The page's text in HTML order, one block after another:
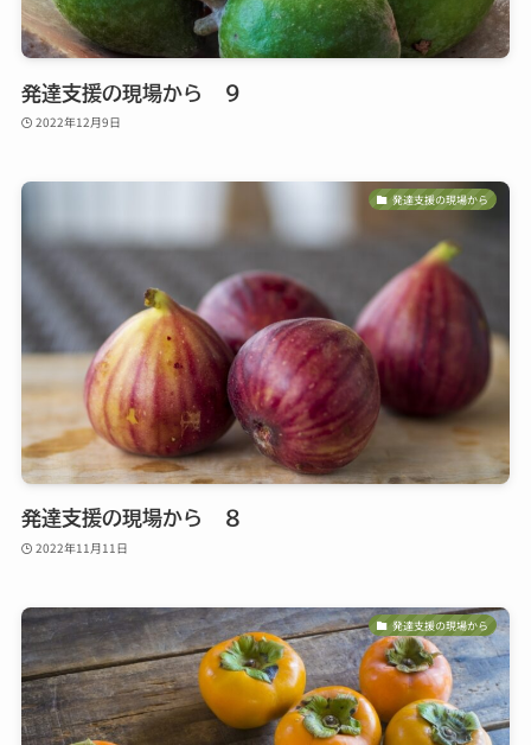
発達支援の現場から ９
2022年12月9日
発達支援の現場から
発達支援の現場から ８
2022年11月11日
発達支援の現場から